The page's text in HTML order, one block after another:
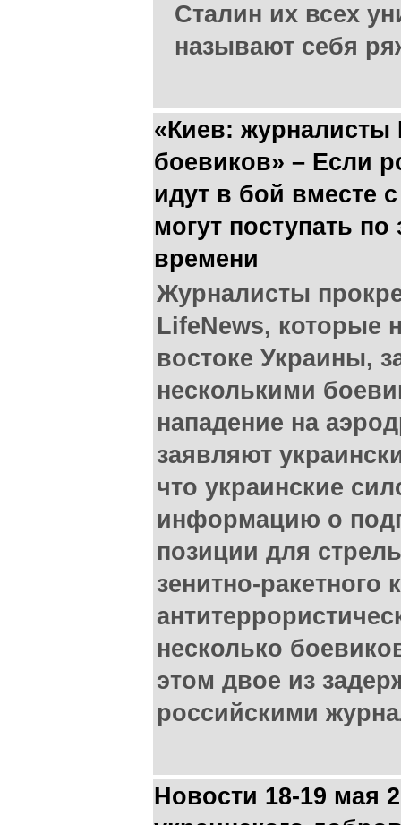
Сталин их всех
называют себя
«Киев:
боевиков» – Если
идут в бой вместе
могут поступать
времени
Журналисты
LifeNews, которые
востоке Украины,
несколькими
нападение на
заявляют
что украинские
информацию о
позиции для
зенитно-
несколько
этом двое из
российскими
Новости 18-19 мая